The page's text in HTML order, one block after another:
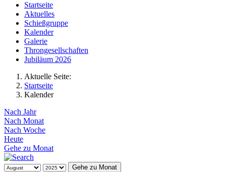
Startseite
Aktuelles
Schießgruppe
Kalender
Galerie
Throngesellschaften
Jubiläum 2026
Aktuelle Seite:
Startseite
Kalender
Nach Jahr
Nach Monat
Nach Woche
Heute
Gehe zu Monat
Gehe zu Monat